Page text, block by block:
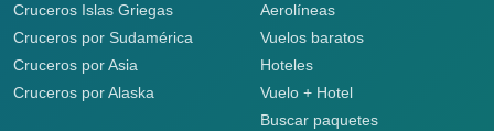
Cruceros Islas Griegas
Cruceros por Sudamérica
Cruceros por Asia
Cruceros por Alaska
Aerolíneas
Vuelos baratos
Hoteles
Vuelo + Hotel
Buscar paquetes